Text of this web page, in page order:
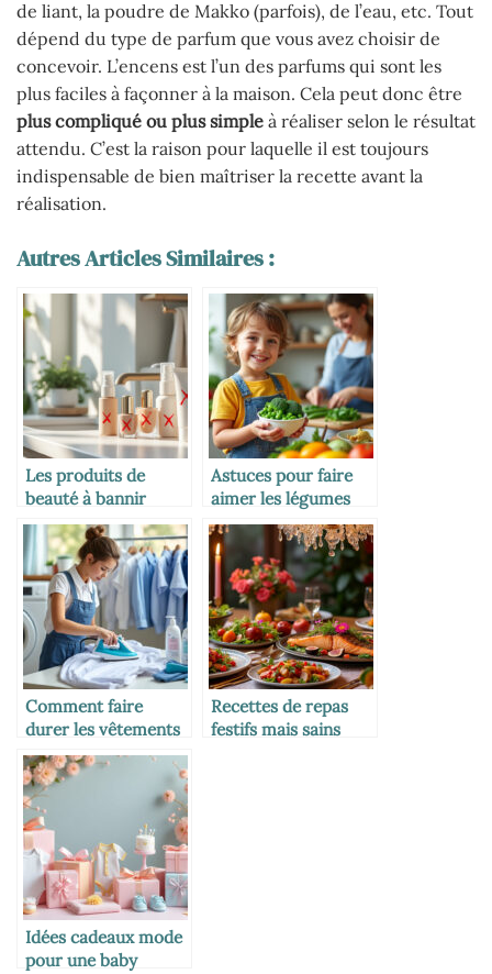
de liant, la poudre de Makko (parfois), de l’eau, etc. Tout
dépend du type de parfum que vous avez choisir de
concevoir. L’encens est l’un des parfums qui sont les
plus faciles à façonner à la maison. Cela peut donc être
plus compliqué ou plus simple à réaliser selon le résultat
attendu. C’est la raison pour laquelle il est toujours
indispensable de bien maîtriser la recette avant la
réalisation.
Autres Articles Similaires :
Les produits de
beauté à bannir
pendant l’allaitement
Astuces pour faire
aimer les légumes
verts aux petits
Comment faire
durer les vêtements
d’école plus
longtemps
Recettes de repas
festifs mais sains
Idées cadeaux mode
pour une baby